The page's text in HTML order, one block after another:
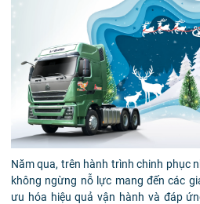
Năm qua, trên hành trình chinh phục
không ngừng nỗ lực mang đến các
ưu hóa hiệu quả vận hành và đáp